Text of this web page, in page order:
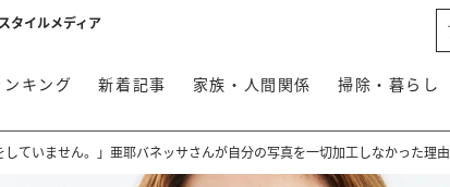
タイルメディア
ンキング 新着記事 家族・人間関係 掃除・暮らし
していません。」亜耶バネッサさんが自分の写真を一切加工しなかった理由